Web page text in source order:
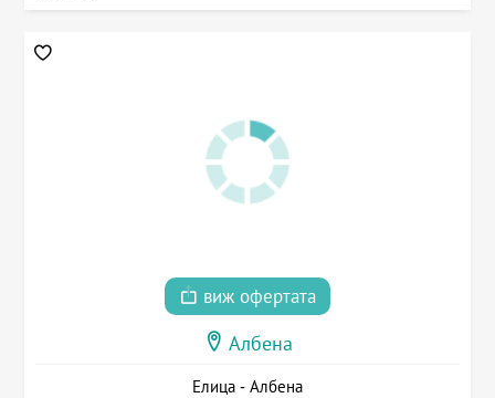
виж офертата
Албена
Елица - Албена